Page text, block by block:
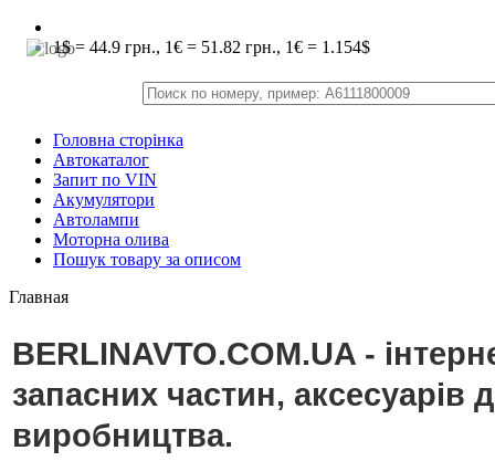
1$ = 44.9 грн., 1€ = 51.82 грн., 1€ = 1.154$
Головна сторінка
Автокаталог
Запит по VIN
Акумулятори
Автолампи
Моторна олива
Пошук товару за описом
Главная
BERLINAVTO.COM.UA -
запасних частин, аксесуарів
виробництва.